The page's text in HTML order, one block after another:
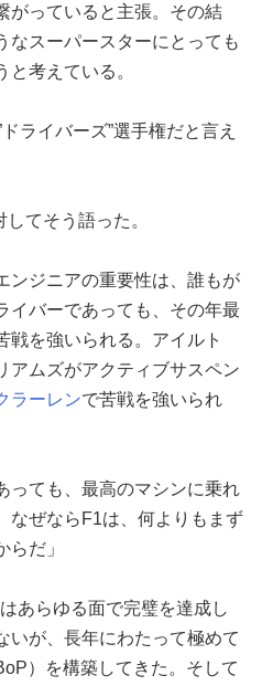
がっていると主張。その結
なスーパースターにとっても
考えている。
ライバーズ”選手権だと言え
てそう語った。
ンジニアの重要性は、誰もが
イバーであっても、その年最
戦を強いられる。アイルト
アムズがアクティブサスペン
ラーレンで苦戦を強いられ
っても、最高のマシンに乗れ
なぜならF1は、何よりもまず
だ」
あらゆる面で完璧を達成し
いが、長年にわたって極めて
）を構築してきた。そして